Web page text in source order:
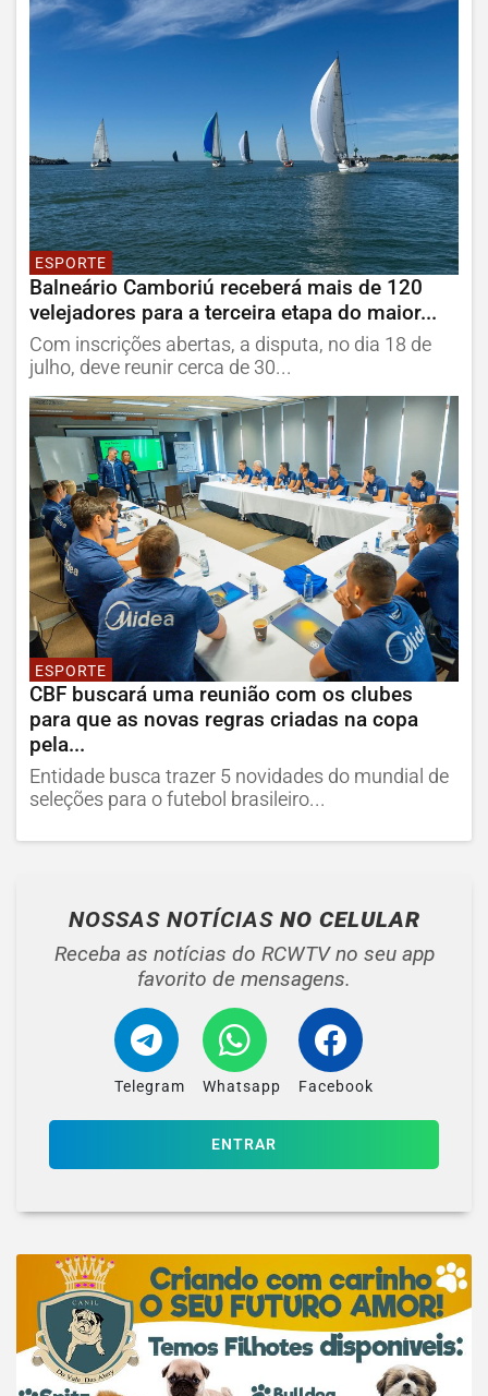
ESPORTE
Balneário Camboriú receberá mais de 120
velejadores para a terceira etapa do maior...
Com inscrições abertas, a disputa, no dia 18 de
julho, deve reunir cerca de 30...
ESPORTE
CBF buscará uma reunião com os clubes
para que as novas regras criadas na copa
pela...
Entidade busca trazer 5 novidades do mundial de
seleções para o futebol brasileiro...
NOSSAS NOTÍCIAS NO CELULAR
Receba as notícias do RCWTV no seu app
favorito de mensagens.
Telegram Whatsapp Facebook
ENTRAR